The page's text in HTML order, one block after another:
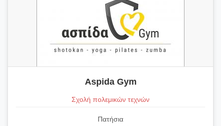
Aspida Gym
Σχολή πολεμικών τεχνών
Πατήσια